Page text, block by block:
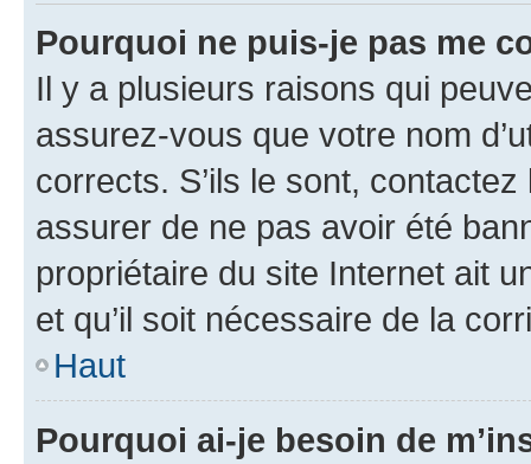
Pourquoi ne puis-je pas me
Il y a plusieurs raisons qui
assurez-vous que votre nom
corrects. S’ils le sont,
assurer de ne pas avoir été
propriétaire du site Internet ait
et qu’il soit nécessaire de la
Haut
Pourquoi ai-je besoin de